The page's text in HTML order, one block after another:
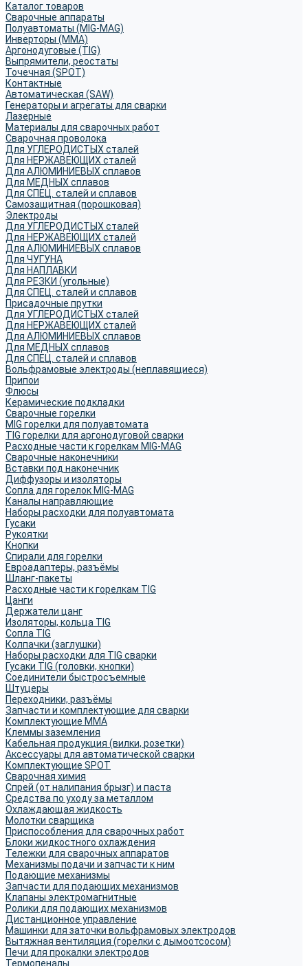
Каталог товаров
Сварочные аппараты
Полуавтоматы (MIG-MAG)
Инверторы (MMA)
Аргонодуговые (TIG)
Выпрямители, реостаты
Точечная (SPOT)
Контактные
Автоматическая (SAW)
Генераторы и агрегаты для сварки
Лазерные
Материалы для сварочных работ
Сварочная проволока
Для УГЛЕРОДИСТЫХ сталей
Для НЕРЖАВЕЮЩИХ сталей
Для АЛЮМИНИЕВЫХ сплавов
Для МЕДНЫХ сплавов
Для СПЕЦ. сталей и сплавов
Самозащитная (порошковая)
Электроды
Для УГЛЕРОДИСТЫХ сталей
Для НЕРЖАВЕЮЩИХ сталей
Для АЛЮМИНИЕВЫХ сплавов
Для ЧУГУНА
Для НАПЛАВКИ
Для РЕЗКИ (угольные)
Для СПЕЦ. сталей и сплавов
Присадочные прутки
Для УГЛЕРОДИСТЫХ сталей
Для НЕРЖАВЕЮЩИХ сталей
Для АЛЮМИНИЕВЫХ сплавов
Для МЕДНЫХ сплавов
Для СПЕЦ. сталей и сплавов
Вольфрамовые электроды (неплавящиеся)
Припои
Флюсы
Керамические подкладки
Сварочные горелки
MIG горелки для полуавтомата
TIG горелки для аргонодуговой сварки
Расходные части к горелкам MIG-MAG
Сварочные наконечники
Вставки под наконечник
Диффузоры и изоляторы
Сопла для горелок MIG-MAG
Каналы направляющие
Наборы расходки для полуавтомата
Гусаки
Рукоятки
Кнопки
Спирали для горелки
Евроадаптеры, разъёмы
Шланг-пакеты
Расходные части к горелкам TIG
Цанги
Держатели цанг
Изоляторы, кольца TIG
Сопла TIG
Колпачки (заглушки)
Наборы расходки для TIG сварки
Гусаки TIG (головки, кнопки)
Соединители быстросъемные
Штуцеры
Переходники, разъёмы
Запчасти и комплектующие для сварки
Комплектующие ММА
Клеммы заземления
Кабельная продукция (вилки, розетки)
Аксессуары для автоматической сварки
Комплектующие SPOT
Сварочная химия
Спрей (от налипания брызг) и паста
Средства по уходу за металлом
Охлаждающая жидкость
Молотки сварщика
Приспособления для сварочных работ
Блоки жидкостного охлаждения
Тележки для сварочных аппаратов
Механизмы подачи и запчасти к ним
Подающие механизмы
Запчасти для подающих механизмов
Клапаны электромагнитные
Ролики для подающих механизмов
Дистанционное управление
Машинки для заточки вольфрамовых электродов
Вытяжная вентиляция (горелки с дымоотсосом)
Печи для прокалки электродов
Термопеналы